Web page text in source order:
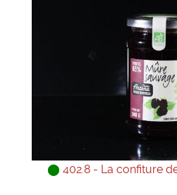
⬤ 402.8 - La confiture